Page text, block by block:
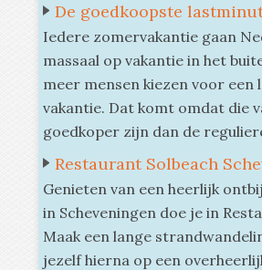
De goedkoopste
Iedere zomervakantie gaan
massaal op vakantie in het
meer mensen kiezen voor een
vakantie. Dat komt omdat die
goedkoper zijn dan de
Restaurant Solbeach
Genieten van een heerlijk
in Scheveningen doe je in
Maak een lange
jezelf hierna op een